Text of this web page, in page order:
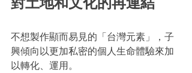
不想製作顯而易見的「台灣元素」，子
興傾向以更加私密的個人生命體驗來加
以轉化、運用。